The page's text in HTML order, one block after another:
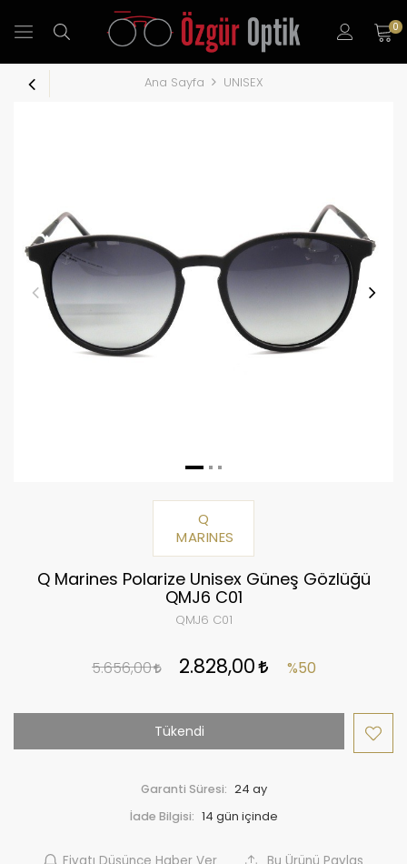
0
Ana Sayfa UNISEX
Q
MARINES
Q Marines Polarize Unisex Güneş Gözlüğü
QMJ6 C01
QMJ6 C01
5.656,00 2.828,00 %50
Tükendi
Garanti Süresi: 24 ay
İade Bilgisi:
Fiyatı Düşünce Haber Ver Bu Ürünü Paylaş